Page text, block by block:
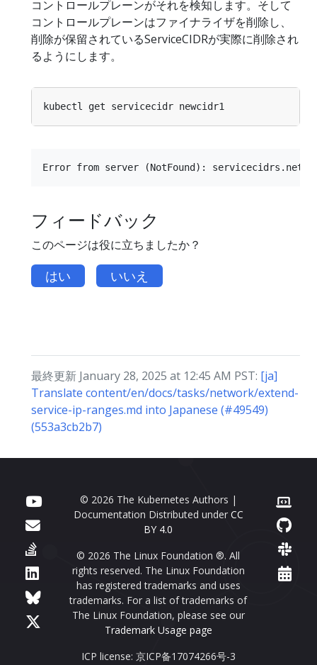
コントロールプレーンがそれを検知します。そして
コントロールプレーンはファイナライザを削除し、
削除が保留されているServiceCIDRが実際に削除され
るようにします。
フィードバック
このページは役に立ちましたか？
はい いいえ
最終更新 January 28, 2025 at 12:45 AM PST: [ja]
Translate content/en/docs/tasks/network/extend-
service-ip-ranges.md into Japanese (#49549)
(553a3cb2b7)
© 2026 The Kubernetes Authors |
Documentation Distributed under CC
BY 4.0
© 2026 The Linux Foundation ®. All
rights reserved. The Linux Foundation
has registered trademarks and uses
trademarks. For a list of trademarks of
The Linux Foundation, please see our
Trademark Usage page
ICP license: 京ICP备17074266号-3